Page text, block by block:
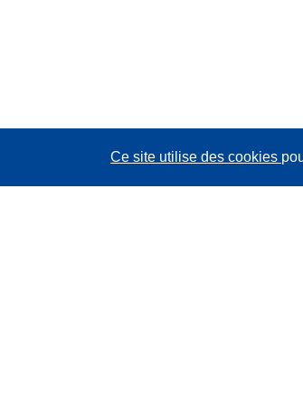
Ce site utilise des cookies